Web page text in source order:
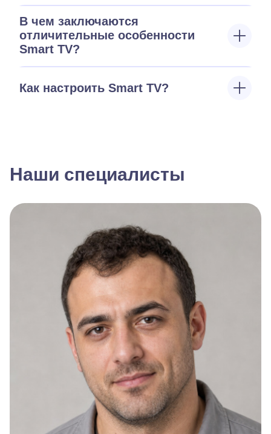
В чем заключаются
отличительные особенности
Smart TV?
Как настроить Smart TV?
Наши специалисты